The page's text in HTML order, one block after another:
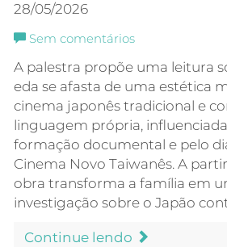
28/05/2026
Sem comentários
A palestra propõe uma leitura
eda se afasta de uma estética
cinema japonês tradicional e
linguagem própria,
formação documental e pelo
Cinema Novo Taiwanês. A
obra transforma a família em
investigação sobre o Japão
Continue lendo